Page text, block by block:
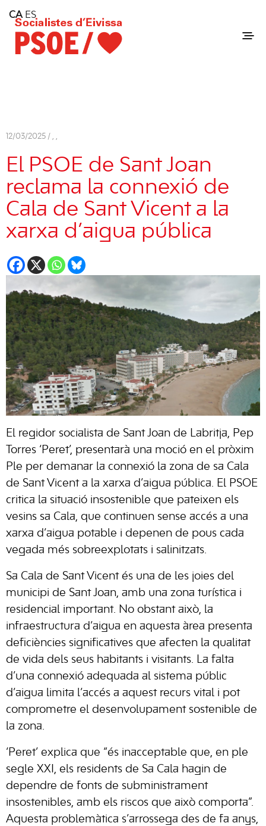
Consell Insular d'Eivissa
Services
Contact
12/03/2025 / , ,
El PSOE de Sant Joan
reclama la connexió de
Cala de Sant Vicent a la
xarxa d’aigua pública
El regidor socialista de Sant Joan de Labritja, Pep
Torres ‘Peret’, presentarà una moció en el pròxim
Ple per demanar la connexió la zona de sa Cala
de Sant Vicent a la xarxa d’aigua pública. El PSOE
critica la situació insostenible que pateixen els
vesins sa Cala, que continuen sense accés a una
xarxa d’aigua potable i depenen de pous cada
vegada més sobreexplotats i salinitzats.
Sa Cala de Sant Vicent és una de les joies del
municipi de Sant Joan, amb una zona turística i
residencial important. No obstant això, la
infraestructura d’aigua en aquesta àrea presenta
deficiències significatives que afecten la qualitat
de vida dels seus habitants i visitants. La falta
d’una connexió adequada al sistema públic
d’aigua limita l’accés a aquest recurs vital i pot
comprometre el desenvolupament sostenible de
la zona.
‘Peret’ explica que “és inacceptable que, en ple
segle XXI, els residents de Sa Cala hagin de
dependre de fonts de subministrament
insostenibles, amb els riscos que això comporta”.
Aquesta problemàtica s’arrossega des de fa anys,
CA ES